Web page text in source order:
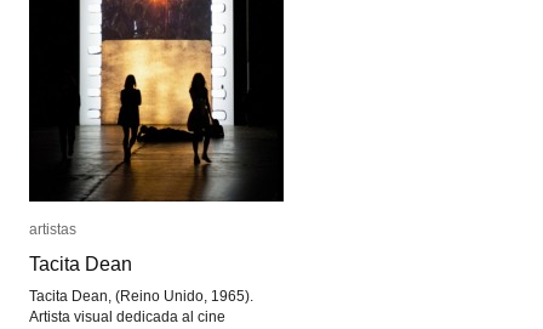
artistas
Tacita Dean
Tacita Dean, (Reino Unido, 1965).
Artista visual dedicada al cine
artistas
Tacita Dean